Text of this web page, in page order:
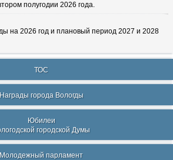
полугодии 2026 года.
на 2026 год и плановый период 2027 и 2028
ТОС
Награды города Вологды
Юбилеи
городской Думы
Молодежный парламент